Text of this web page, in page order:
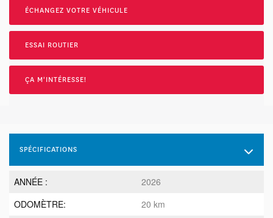
SPÉCIFICATIONS
ANNÉE :
2026
ODOMÈTRE:
20 km
ÉCHANGEZ VOTRE VÉHICULE
ESSAI ROUTIER
ÇA M'INTÉRESSE!